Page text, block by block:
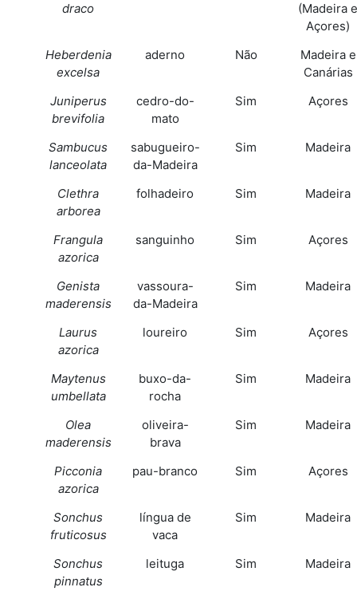
draco
(Madeira e
Açores)
Heberdenia
excelsa
aderno Não
Madeira e
Canárias
Juniperus
brevifolia
cedro-do-
mato
Sim Açores
Sambucus
lanceolata
sabugueiro-
da-Madeira
Sim Madeira
Clethra
arborea
folhadeiro Sim Madeira
Frangula
azorica
sanguinho Sim Açores
Genista
maderensis
vassoura-
da-Madeira
Sim Madeira
Laurus
azorica
loureiro Sim Açores
Maytenus
umbellata
buxo-da-
rocha
Sim Madeira
Olea
maderensis
oliveira-
brava
Sim Madeira
Picconia
azorica
pau-branco Sim Açores
Sonchus
fruticosus
língua de
vaca
Sim Madeira
Sonchus
pinnatus
leituga Sim Madeira